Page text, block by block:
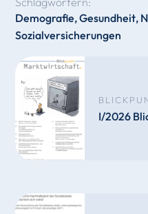
Demografie,Gesundheit,
Sozialversicherungen
I/2026